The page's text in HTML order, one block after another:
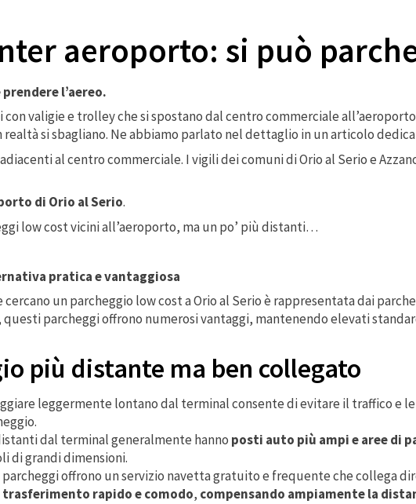
aeroporto: si può
l’aereo.
valigie e trolley che si spostano dal centro commerciale
si sbagliano. Ne abbiamo parlato nel dettaglio in un articolo
al centro commerciale. I vigili dei comuni di Orio al Serio e
di Orio al Serio.
low cost vicini all’aeroporto, ma un po’ più distanti…
pratica e vantaggiosa
un parcheggio low cost a Orio al Serio è rappresentata dai
parcheggi offrono numerosi vantaggi, mantenendo elevati
più distante ma ben collegato
leggermente lontano dal terminal consente di evitare il traffico e
dal terminal generalmente hanno posti auto più ampi e aree di
di grandi dimensioni.
offrono un servizio navetta gratuito e frequente che collega
trasferimento rapido e comodo, compensando ampiamente la